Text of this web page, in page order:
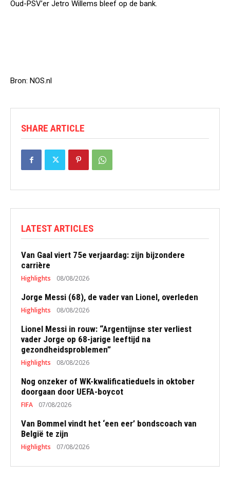
Oud-PSV’er Jetro Willems bleef op de bank.
Bron: NOS.nl
SHARE ARTICLE
LATEST ARTICLES
Van Gaal viert 75e verjaardag: zijn bijzondere
carrière
Highlights 08/08/2026
Jorge Messi (68), de vader van Lionel, overleden
Highlights 08/08/2026
Lionel Messi in rouw: “Argentijnse ster verliest
vader Jorge op 68-jarige leeftijd na
gezondheidsproblemen”
Highlights 08/08/2026
Nog onzeker of WK-kwalificatieduels in oktober
doorgaan door UEFA-boycot
FIFA 07/08/2026
Van Bommel vindt het ‘een eer’ bondscoach van
België te zijn
Highlights 07/08/2026